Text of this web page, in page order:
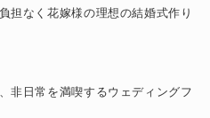
担なく花嫁様の理想の結婚式作り
非日常を満喫するウェディングフ